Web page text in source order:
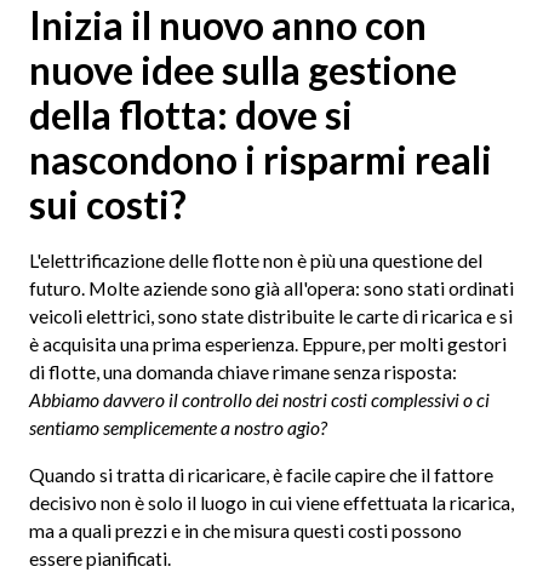
Inizia il nuovo anno con
nuove idee sulla gestione
della flotta: dove si
nascondono i risparmi reali
sui costi?
L'elettrificazione delle flotte non è più una questione del
futuro. Molte aziende sono già all'opera: sono stati ordinati
veicoli elettrici, sono state distribuite le carte di ricarica e si
è acquisita una prima esperienza. Eppure, per molti gestori
di flotte, una domanda chiave rimane senza risposta:
Abbiamo davvero il controllo dei nostri costi complessivi o ci
sentiamo semplicemente a nostro agio?
Quando si tratta di ricaricare, è facile capire che il fattore
decisivo non è solo il luogo in cui viene effettuata la ricarica,
ma a quali prezzi e in che misura questi costi possono
essere pianificati.